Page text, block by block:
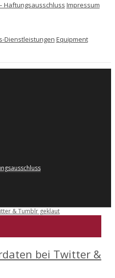
Haftungsausschluss Impressum
Dienstleistungen Equipment
bei Twitter &